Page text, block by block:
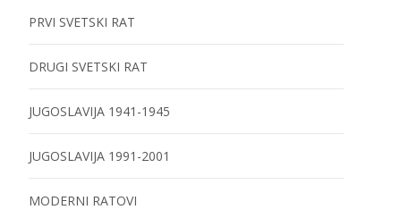
PRVI SVETSKI RAT
DRUGI SVETSKI RAT
JUGOSLAVIJA 1941-1945
JUGOSLAVIJA 1991-2001
MODERNI RATOVI